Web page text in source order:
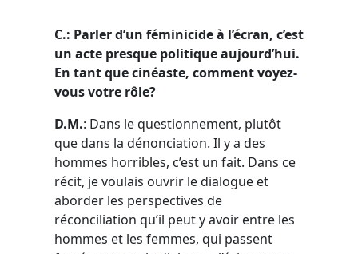
C.: Parler d’un féminicide à l’écran, c’est
un acte presque politique aujourd’hui.
En tant que cinéaste, comment voyez-
vous votre rôle?
D.M.: Dans le questionnement, plutôt
que dans la dénonciation. Il y a des
hommes horribles, c’est un fait. Dans ce
récit, je voulais ouvrir le dialogue et
aborder les perspectives de
réconciliation qu’il peut y avoir entre les
hommes et les femmes, qui passent